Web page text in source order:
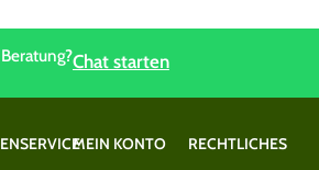
Chat starten
MEIN KONTO
RECHTLICHES